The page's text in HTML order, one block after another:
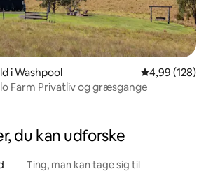
i Washpool 4,99 ud af 5 i
4,99 (128)
Farm Privatliv og græsgange
du kan udforske
Ting, man kan tage sig til